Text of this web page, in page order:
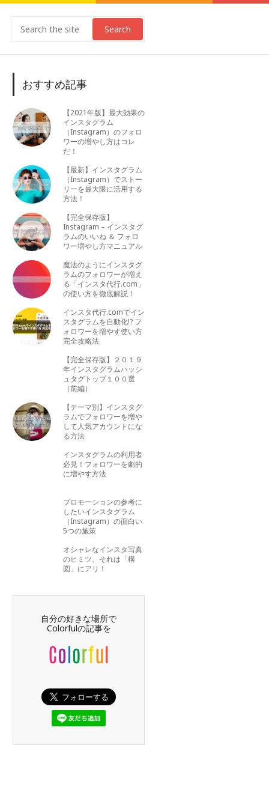
Search
おすすめ記事
【2021年版】最大効果の
インスタグラム
（Instagram）のフォロ
ワーの増やし方はコレ
だ！
【最新】インスタグラム
（Instagram）でストー
リーを最大限に活用する
方法！
【完全保存版】
Instagram – インスタグ
ラムのいいね ＆ フォロ
ワー増やし方マニュアル
魔法のようにインスタグ
ラムのフォロワーが増え
る「インスタ代行.com」
の使い方を徹底解説！
インスタ代行.comでイン
スタグラムを自動化!? フ
ォロワーを増やす使い方
完全攻略法
【完全保存版】２０１９
年インスタグラムハッシ
ュタグトップ１００選
（前編）
【テーマ別】インスタグ
ラムでフォロワーを増や
して人気アカウントにな
る方法
インスタグラムの利用者
必見！フォロワーを劇的
に増やす方法
プロモーションの参考に
したいインスタグラム
（Instagram）の面白い
5つの施策
オシャレなインスタ写真
のヒミツ。それは「構
図」にアリ！
自分の好きな場所で
Colorfulの記事を